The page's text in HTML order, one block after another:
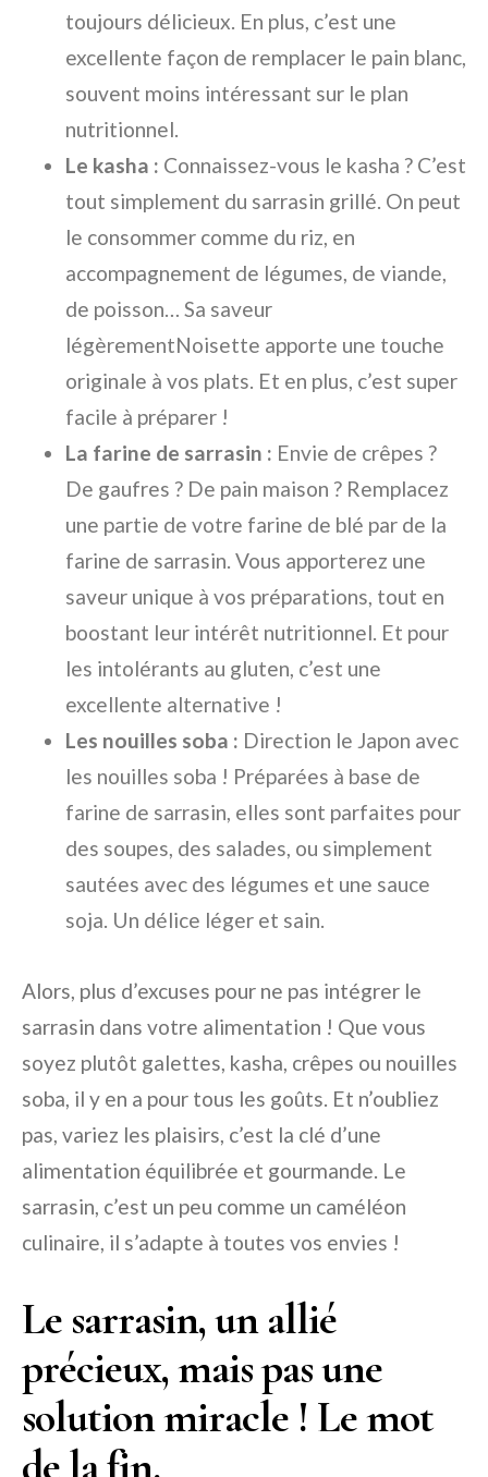
toujours délicieux. En plus, c’est une
excellente façon de remplacer le pain blanc,
souvent moins intéressant sur le plan
nutritionnel.
Le kasha : Connaissez-vous le kasha ? C’est
tout simplement du sarrasin grillé. On peut
le consommer comme du riz, en
accompagnement de légumes, de viande,
de poisson… Sa saveur
légèrementNoisette apporte une touche
originale à vos plats. Et en plus, c’est super
facile à préparer !
La farine de sarrasin : Envie de crêpes ?
De gaufres ? De pain maison ? Remplacez
une partie de votre farine de blé par de la
farine de sarrasin. Vous apporterez une
saveur unique à vos préparations, tout en
boostant leur intérêt nutritionnel. Et pour
les intolérants au gluten, c’est une
excellente alternative !
Les nouilles soba : Direction le Japon avec
les nouilles soba ! Préparées à base de
farine de sarrasin, elles sont parfaites pour
des soupes, des salades, ou simplement
sautées avec des légumes et une sauce
soja. Un délice léger et sain.
Alors, plus d’excuses pour ne pas intégrer le
sarrasin dans votre alimentation ! Que vous
soyez plutôt galettes, kasha, crêpes ou nouilles
soba, il y en a pour tous les goûts. Et n’oubliez
pas, variez les plaisirs, c’est la clé d’une
alimentation équilibrée et gourmande. Le
sarrasin, c’est un peu comme un caméléon
culinaire, il s’adapte à toutes vos envies !
Le sarrasin, un allié
précieux, mais pas une
solution miracle ! Le mot
de la fin.